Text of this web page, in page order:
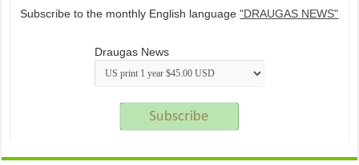
Subscribe to the monthly English language"DRAUGAS NEWS"
Draugas News